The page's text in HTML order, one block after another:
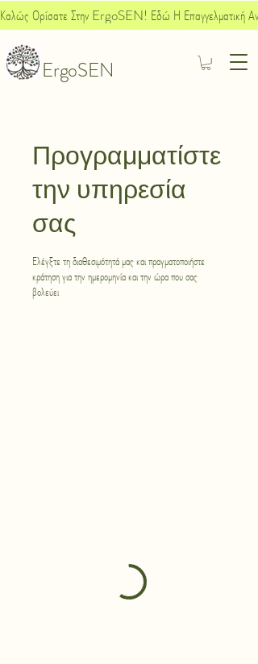
ErgoSEN
Καλώς Ορίσατε Στην ErgoSEN! Εδώ Η Επαγγελματική
Προγραμματίστε
την υπηρεσία
σας
Ελέγξτε τη διαθεσιμότητά μας και πραγματοποιήστε
κράτηση για την ημερομηνία και την ώρα που σας
βολεύει